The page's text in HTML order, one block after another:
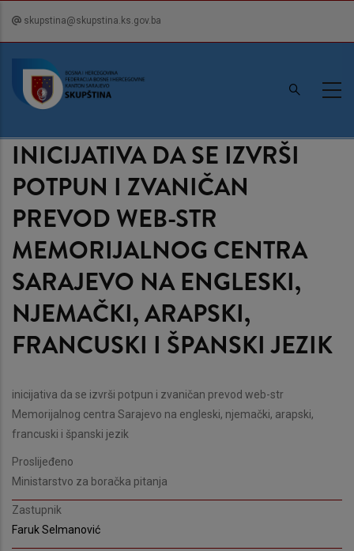
content
skupstina@skupstina.ks.gov.ba
INICIJATIVA DA SE IZVRŠI
POTPUN I ZVANIČAN
PREVOD WEB-STR
MEMORIJALNOG CENTRA
SARAJEVO NA ENGLESKI,
NJEMAČKI, ARAPSKI,
FRANCUSKI I ŠPANSKI JEZIK
inicijativa da se izvrši potpun i zvaničan prevod web-str
Memorijalnog centra Sarajevo na engleski, njemački, arapski,
francuski i španski jezik
Proslijeđeno
Ministarstvo za boračka pitanja
Zastupnik
Faruk Selmanović